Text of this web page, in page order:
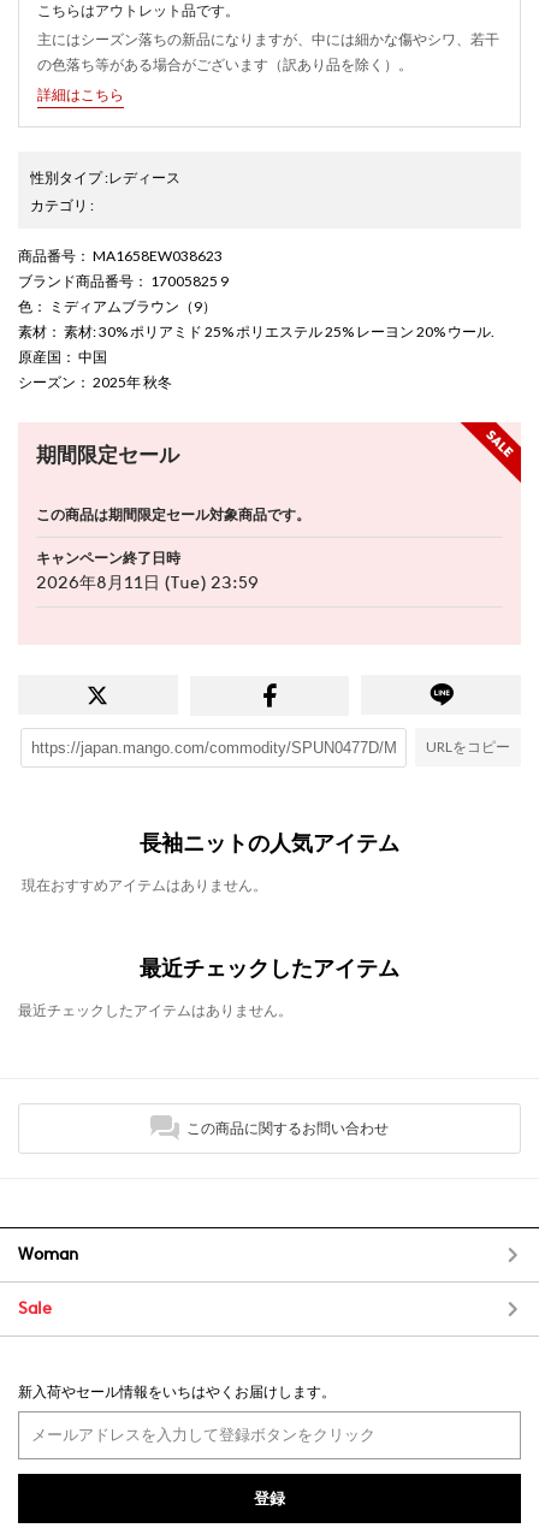
こちらはアウトレット品です。
主にはシーズン落ちの新品になりますが、中には細かな傷やシワ、若干
の色落ち等がある場合がございます（訳あり品を除く）。
詳細はこちら
性別タイプ:レディース
カテゴリ :
商品番号 ： MA1658EW038623
ブランド商品番号 ： 17005825 9
色 ： ミディアムブラウン（9）
素材 ： 素材: 30% ポリアミド 25% ポリエステル 25% レーヨン 20% ウール.
原産国 ： 中国
シーズン ： 2025年 秋冬
期間限定セール
この商品は期間限定セール対象商品です。
キャンペーン終了日時
2026年8月11日 (Tue) 23:59
URLをコピー
長袖ニットの人気アイテム
現在おすすめアイテムはありません。
最近チェックしたアイテム
最近チェックしたアイテムはありません。
この商品に関するお問い合わせ
Woman
Sale
新入荷やセール情報をいちはやくお届けします。
登録